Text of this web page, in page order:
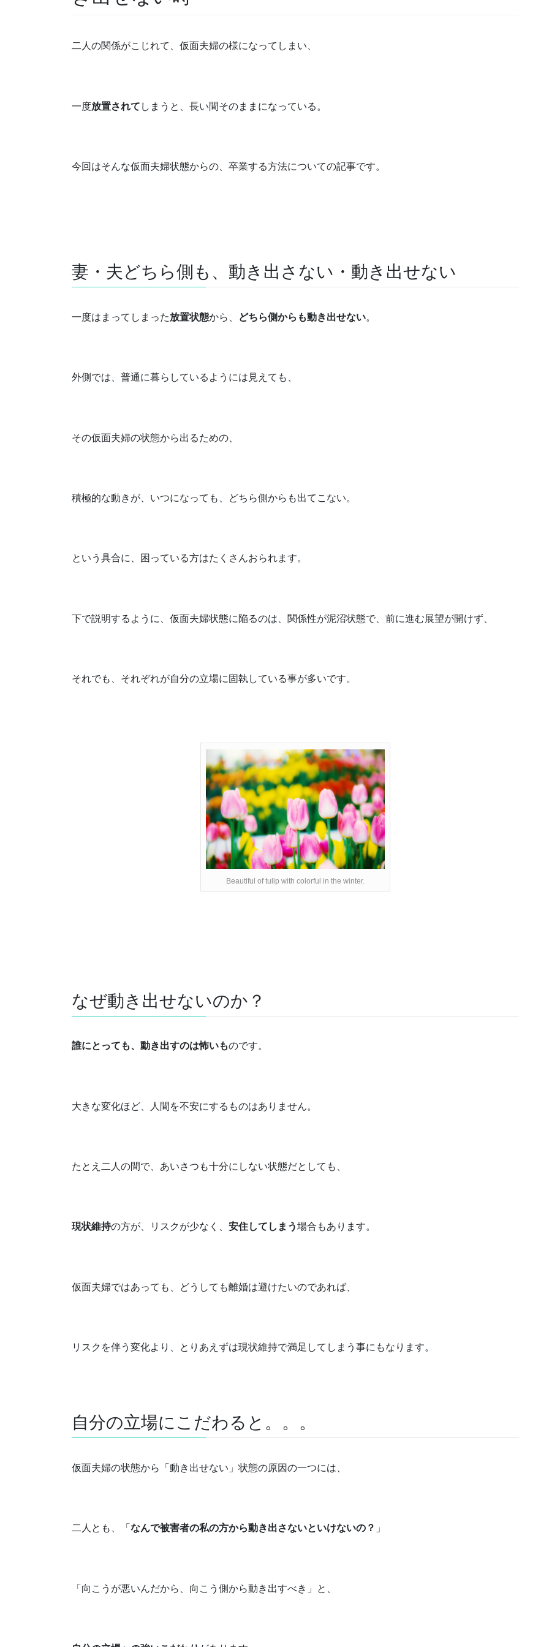
二人の関係がこじれて、仮面夫婦の様になってしまい、
一度放置されて しまうと、長い間そのままになっている。
今回はそんな仮面夫婦状態からの、卒業する方法についての記事です。
妻・夫どちら側も、動き出さない・動き出せない
一度はまってしまった放置状態から、 どちら側からも動き出せない。
外側では、普通に暮らしているようには見えても、
その仮面夫婦の状態から出るための、
積極的な動きが、いつになっても、どちら側からも出てこない。
という具合に、困っている方はたくさんおられます。
下で説明するように、仮面夫婦状態に陥るのは、関係性が泥沼状態で、前に進む展望が開けず、
それでも、それぞれが自分の立場に固執している事が多いです。
Beautiful of tulip with colorful in the winter.
なぜ動き出せないのか？
誰にとっても、動き出すのは怖いものです。
大きな変化ほど、人間を不安にするものはありません。
たとえ二人の間で、あいさつも十分にしない状態だとしても、
現状維持の方が、リスクが少なく、 安住してしまう場合もあります。
仮面夫婦ではあっても、どうしても離婚は避けたいのであれば、
リスクを伴う変化より、とりあえずは現状維持で満足してしまう事にもなります。
自分の立場にこだわると。。。
仮面夫婦の状態から「動き出せない」状態の原因の一つには、
二人とも、「 なんで被害者の私の方から動き出さないといけないの？ 」
「向こうが悪いんだから、向こう側から動き出すべき」と、